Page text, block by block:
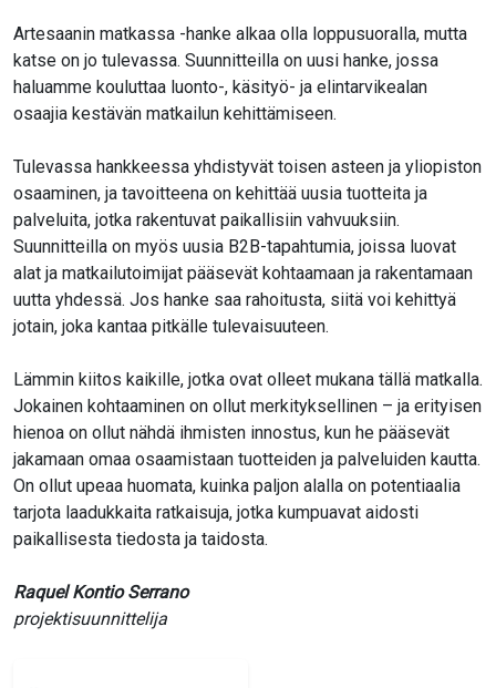
Artesaanin matkassa -hanke alkaa olla loppusuoralla, mutta
katse on jo tulevassa. Suunnitteilla on uusi hanke, jossa
haluamme kouluttaa luonto-, käsityö- ja elintarvikealan
osaajia kestävän matkailun kehittämiseen.
Tulevassa hankkeessa yhdistyvät toisen asteen ja yliopiston
osaaminen, ja tavoitteena on kehittää uusia tuotteita ja
palveluita, jotka rakentuvat paikallisiin vahvuuksiin.
Suunnitteilla on myös uusia B2B-tapahtumia, joissa luovat
alat ja matkailutoimijat pääsevät kohtaamaan ja rakentamaan
uutta yhdessä. Jos hanke saa rahoitusta, siitä voi kehittyä
jotain, joka kantaa pitkälle tulevaisuuteen.
Lämmin kiitos kaikille, jotka ovat olleet mukana tällä matkalla.
Jokainen kohtaaminen on ollut merkityksellinen – ja erityisen
hienoa on ollut nähdä ihmisten innostus, kun he pääsevät
jakamaan omaa osaamistaan tuotteiden ja palveluiden kautta.
On ollut upeaa huomata, kuinka paljon alalla on potentiaalia
tarjota laadukkaita ratkaisuja, jotka kumpuavat aidosti
paikallisesta tiedosta ja taidosta.
Raquel Kontio Serrano
projektisuunnittelija